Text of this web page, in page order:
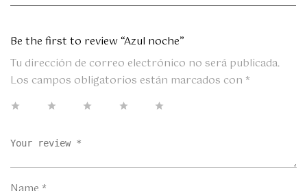
Be the first to review “Azul noche”
Tu dirección de correo electrónico no será publicada.
Los campos obligatorios están marcados con *